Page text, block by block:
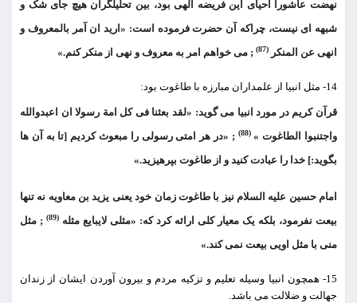
نهضت عاشورا احیای این فریضه الهی بود، بین تحلیلگران هیچ جای شک و
شبهه ای نیست، چراکه آن حضرت فرموده است: «ارید ان آمر بالمعروف و
انهی عن المنکر
(87) ; می خواهم امر به معروف و نهی از منکر کنم.»
14- مثل انبیا از علمداران مبارزه با طاغوت بود:
قرآن کریم در مورد انبیا می گوید: «لقد بعثنا فی کل امة رسولا ان اعبدوالله
واجتنبوا الطاغوت »(88)
; «در هر امتی رسولی را مبعوث کردیم [تا به آن ها
بگوید:] خدا را عبادت کنید و از طاغوت بپرهیزید.»
امام حسین علیه السلام نیز با طاغوت زمان خود یعنی یزید بن معاویه نه تنها
بیعت نفرمود، بلکه یک معیار کلی ارائه کرد که: «مثلی لایبایع مثله (89)
; مثل
منی با مثل اویی بیعت نمی کند.»
15- همچون انبیا وسیله تعلیم و تزکیه مردم و بیرون آوردن ایشان از زندان
جهالت و ضلالت می باشد.